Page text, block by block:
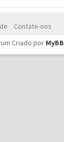
Contate-nos
Criado por MyBB